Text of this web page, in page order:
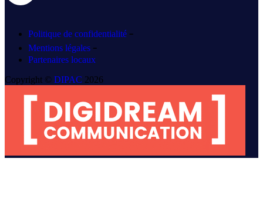
Politique de confidentialité -
Mentions légales -
Partenaires locaux
Copyright © DIPAC 2026